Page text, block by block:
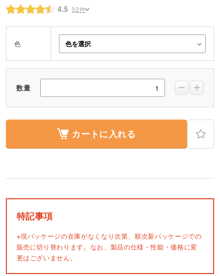
4.5 32件
色
数量
カートに入れる
特記事項
※現パッケージの在庫がなくなり次第、順次新パッケージでの
販売に切り替わります。なお、製品の仕様・性能・価格に変
更はございません。